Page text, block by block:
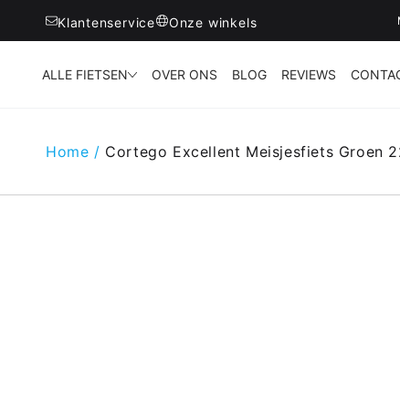
Klantenservice Onze winkels
ALLE FIETSEN OVER ONS BLOG REVIEWS
Home / Cortego Excellent Meisjesfiets Groen